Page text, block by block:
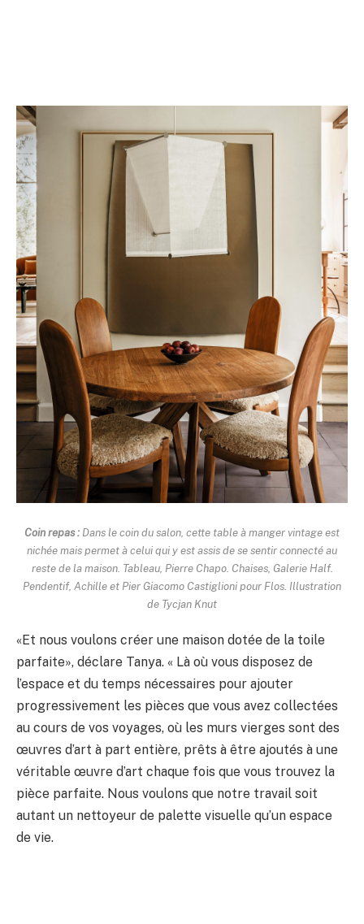
Coin repas : Dans le coin du salon, cette table à manger vintage est
nichée mais permet à celui qui y est assis de se sentir connecté au
reste de la maison. Tableau, Pierre Chapo. Chaises, Galerie Half.
Pendentif, Achille et Pier Giacomo Castiglioni pour Flos. Illustration
de Tycjan Knut
«Et nous voulons créer une maison dotée de la toile
parfaite», déclare Tanya. « Là où vous disposez de
l’espace et du temps nécessaires pour ajouter
progressivement les pièces que vous avez collectées
au cours de vos voyages, où les murs vierges sont des
œuvres d’art à part entière, prêts à être ajoutés à une
véritable œuvre d’art chaque fois que vous trouvez la
pièce parfaite. Nous voulons que notre travail soit
autant un nettoyeur de palette visuelle qu’un espace
de vie.